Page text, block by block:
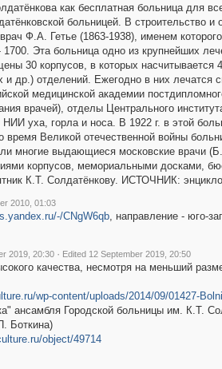
как бесплатная больница для
больницей. В строительство
Ф.А. Гетье (1863-1938), именем
1700. Эта больница одно из крупнейших
30 корпусов, в которых насчитывается
и др.) отделений. Ежегодно в них
медицинской академии
врачей), отделы Центрального
НИИ уха, горла и носа. В 1922 г. в этой
время Великой отечественной войны
многие выдающиеся московские врачи
корпусов, мемориальными досками,
К.Т. Солдатёнкову. ИСТОЧНИК:
2010, 01:03
CNgW6qb, направление - юго-
2019, 20:30 · Edited 12 September 2019, 20:50
качества, несмотря на меньший
wp-content/uploads/2014/09/01427-
ансамбля Городской больницы им. К.Т.
Боткина)
object/49714